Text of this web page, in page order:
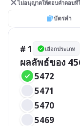
ไม่อนุญาตให้ตอบคำตอบที่
บัตรคำ
# 1 เลือกประเภท
ผลลัพธ์ของ
5472
5471
5470
5469